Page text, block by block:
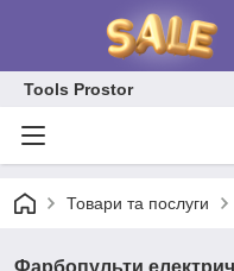
Tools Prostor
Товари та послуги
Фарбопульти